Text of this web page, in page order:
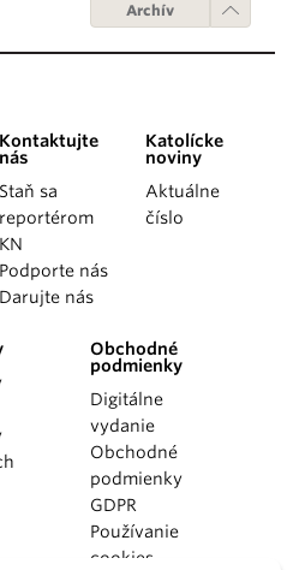
Archív
Kontaktujte
nás
Staň sa
reportérom
KN
Podporte nás
Darujte nás
Katolícke
noviny
Aktuálne
číslo
Obchodné
podmienky
Digitálne
vydanie
Obchodné
podmienky
GDPR
Používanie
cookies